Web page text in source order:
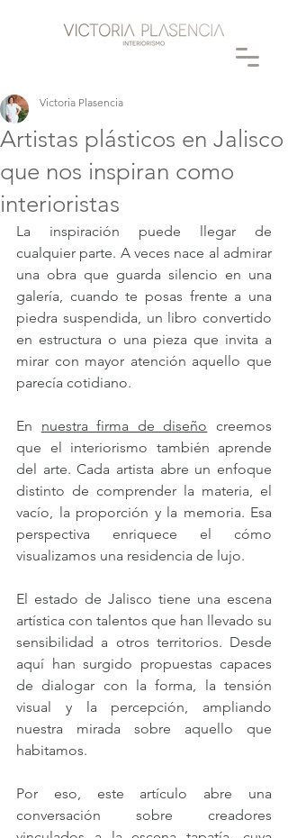
Artistas plásticos en Jalisco
que nos inspiran como
interioristas
Victoria Plasencia
La inspiración puede llegar de
cualquier parte. A veces nace al admirar
una obra que guarda silencio en una
galería, cuando te posas frente a una
piedra suspendida, un libro convertido
en estructura o una pieza que invita a
mirar con mayor atención aquello que
parecía cotidiano.
En nuestra firma de diseño creemos
que el interiorismo también aprende
del arte. Cada artista abre un enfoque
distinto de comprender la materia, el
vacío, la proporción y la memoria. Esa
perspectiva enriquece el cómo
visualizamos una residencia de lujo.
El estado de Jalisco tiene una escena
artística con talentos que han llevado su
sensibilidad a otros territorios. Desde
aquí han surgido propuestas capaces
de dialogar con la forma, la tensión
visual y la percepción, ampliando
nuestra mirada sobre aquello que
habitamos.
Por eso, este artículo abre una
conversación sobre creadores